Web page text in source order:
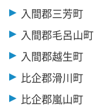
入間郡三芳町
入間郡毛呂山町
入間郡越生町
比企郡滑川町
比企郡嵐山町